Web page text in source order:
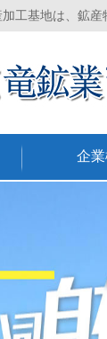
工基地は、鉱
企